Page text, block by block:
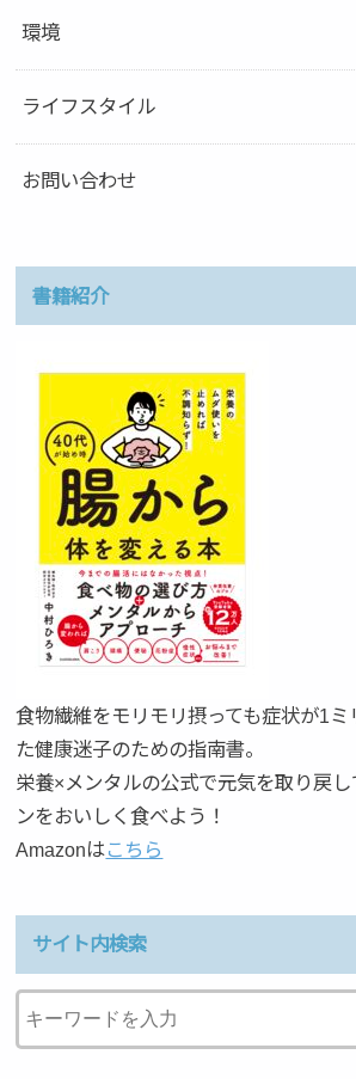
環境
ライフスタイル
お問い合わせ
書籍紹介
食物繊維をモリモリ摂っても症状が1ミ
た健康迷子のための指南書。
栄養×メンタルの公式で元気を取り戻し
ンをおいしく食べよう！
Amazonは こちら
サイト内検索